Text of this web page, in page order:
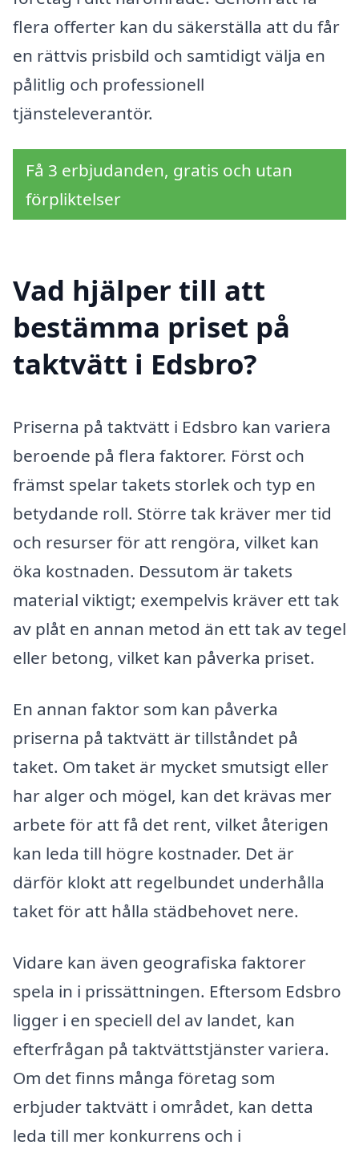
flera offerter kan du säkerställa att du får
en rättvis prisbild och samtidigt välja en
pålitlig och professionell
tjänsteleverantör.
Få 3 erbjudanden, gratis och utan
förpliktelser
Vad hjälper till att
bestämma priset på
taktvätt i Edsbro?
Priserna på taktvätt i Edsbro kan variera
beroende på flera faktorer. Först och
främst spelar takets storlek och typ en
betydande roll. Större tak kräver mer tid
och resurser för att rengöra, vilket kan
öka kostnaden. Dessutom är takets
material viktigt; exempelvis kräver ett tak
av plåt en annan metod än ett tak av tegel
eller betong, vilket kan påverka priset.
En annan faktor som kan påverka
priserna på taktvätt är tillståndet på
taket. Om taket är mycket smutsigt eller
har alger och mögel, kan det krävas mer
arbete för att få det rent, vilket återigen
kan leda till högre kostnader. Det är
därför klokt att regelbundet underhålla
taket för att hålla städbehovet nere.
Vidare kan även geografiska faktorer
spela in i prissättningen. Eftersom Edsbro
ligger i en speciell del av landet, kan
efterfrågan på taktvättstjänster variera.
Om det finns många företag som
erbjuder taktvätt i området, kan detta
leda till mer konkurrens och i